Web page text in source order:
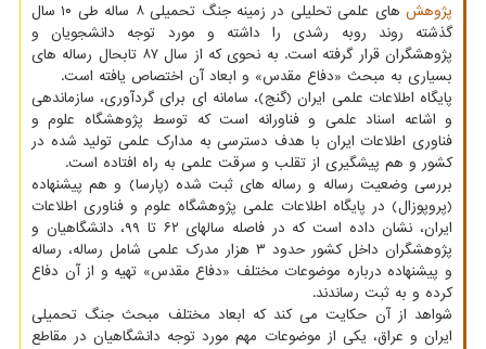
پژوهش
های علمی تحلیلی در زمینه جنگ تحمیلی ۸ ساله طی ۱۰ سال
گذشته روند روبه رشدی را داشته و مورد توجه دانشجویان و
پژوهشگران قرار گرفته است. به نحوی که از سال ۸۷ تابحال رساله های
بسیاری به مبحث «دفاع مقدس» و ابعاد آن اختصاص یافته است.
پایگاه اطلاعات علمی ایران (گنج)، سامانه ای برای گردآوری، سازماندهی
و اشاعه اسناد علمی و فناورانه است که توسط پژوهشگاه علوم و
فناوری اطلاعات ایران با هدف دسترسی به مدارک علمی تولید شده در
کشور و هم پیشگیری از تقلب و سرقت علمی به راه افتاده است.
بررسی وضعیت رساله و رساله های ثبت شده (پارسا) و هم پیشنهاده
(پروپوزال) در پایگاه اطلاعات علمی پژوهشگاه علوم و فناوری اطلاعات
ایران، نشان داده است که در فاصله سالهای ۶۲ تا ۹۹، دانشگاهیان و
پژوهشگران داخل کشور حدود ۳ هزار مدرک علمی شامل رساله، رساله
و پیشنهاده درباره موضوعات مختلف «دفاع مقدس» تهیه و از آن دفاع
کرده و به ثبت رساندند.
شواهد از آن حکایت می کند که ابعاد مختلف مبحث جنگ تحمیلی
ایران و عراق، یکی از موضوعات مهم مورد توجه دانشگاهیان در مقاطع